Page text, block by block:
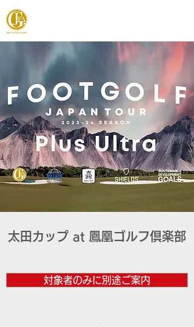
太田カップ at 鳳凰ゴルフ倶楽部
対象者のみに別途ご案内